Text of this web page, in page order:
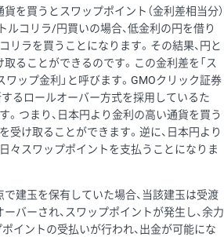
を買うとスワップポイント（金利差相当分）
ルコリラ/円買いの場合、低金利の円を借り
リラを買うことになります。その結果、円と
ることができるのです。この金利差を「ス
ワップ金利」と呼びます。GMOクリック証券
するロールオーバー方式を採用しているた
。つまり、日本円より金利の高い通貨を買う
受け取ることができます。逆に、日本円より
々スワップポイントを支払うことになりま
建玉を保有していた場合、当該建玉は受渡
バーされ、スワップポイントが発生し、余力
イントの受払いが行われ、出金が可能にな